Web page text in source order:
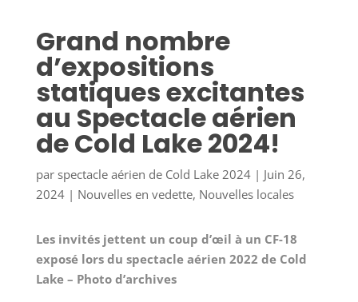
Grand nombre
d’expositions
statiques excitantes
au Spectacle aérien
de Cold Lake 2024!
par spectacle aérien de Cold Lake 2024| Juin 26,
2024| Nouvelles en vedette, Nouvelles locales
Les invités jettent un coup d’œil à un CF-18
exposé lors du spectacle aérien 2022 de Cold
Lake – Photo d’archives